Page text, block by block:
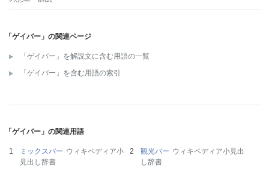
「ゲイバー」の関連ページ
「ゲイバー」を解説文に含む用語の一覧
「ゲイバー」を含む用語の索引
「ゲイバー」の関連用語
ミックスバー ウィキペディア小
見出し辞書
観光バー ウィキペディア小見出
し辞書